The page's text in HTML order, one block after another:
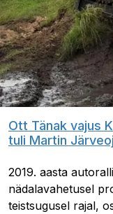
Ott Tänak vajus
tuli Martin
2019. aasta
nädalavahetusel
teistsugusel rajal,